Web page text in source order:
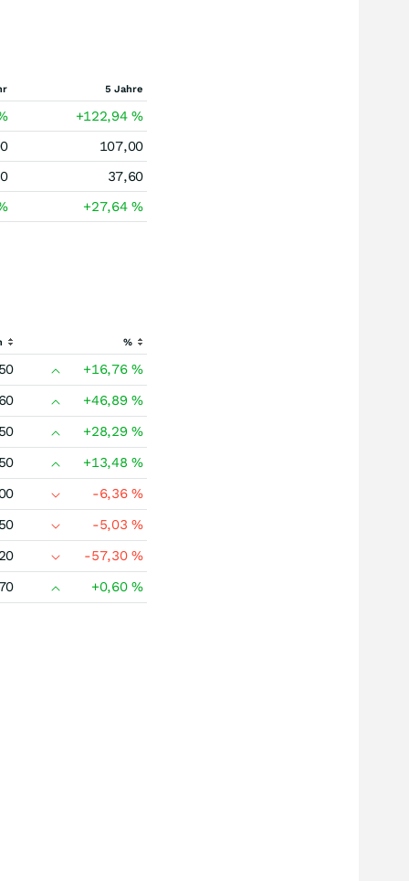
5 Jahre
+122,94%
107,00
37,60
+27,64%
%
+16,76%
+46,89%
+28,29%
+13,48%
-6,36%
-5,03%
-57,30%
+0,60%